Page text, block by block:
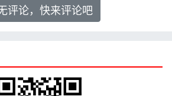
评论，快来评论吧